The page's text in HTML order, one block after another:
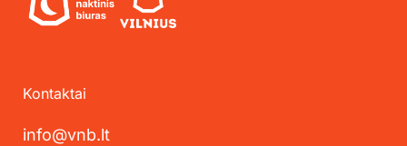
Kontaktai
info@vnb.lt